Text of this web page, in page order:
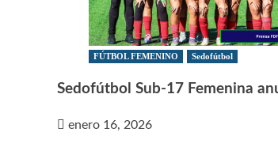
FÚTBOL FEMENINO Sedofútbol
Sedofútbol Sub-17 Femenina
enero 16, 2026